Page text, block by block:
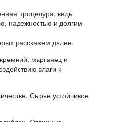
процедура, ведь
надежностью и долгим
расскажем далее.
марганец и
влаги и
Сырье устойчивое